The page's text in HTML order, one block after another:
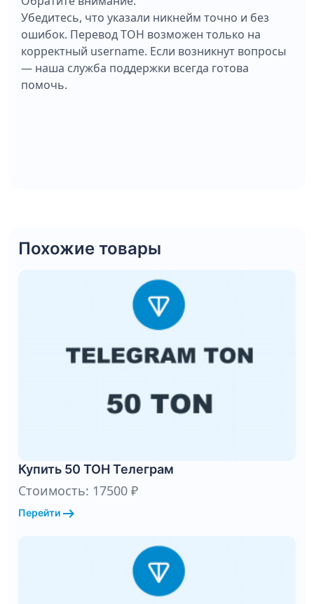
Убедитесь, что указали никнейм точно и без
ошибок. Перевод ТОН возможен только на
корректный username. Если возникнут вопросы
— наша служба поддержки всегда готова
помочь.
Похожие товары
Купить 50 ТОН Телеграм
Стоимость: 17500 ₽
Перейти arrow_right_alt